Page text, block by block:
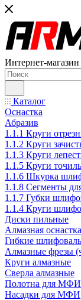
Интернет-магазин
Каталог
Оснастка
Абразив
1.1.1 Круги
1.1.2 Круги
1.1.3 Круги
1.1.5 Круги
1.1.6 Шкурка
1.1.8 Сегменты
1.1.7 Губки
1.1.4 Круги
Диски пильные
Алмазная оснастка
Гибкие
Алмазные фрезы
Круги алмазные
Сверла алмазные
Полотна для МФИ
Насадки для МФИ